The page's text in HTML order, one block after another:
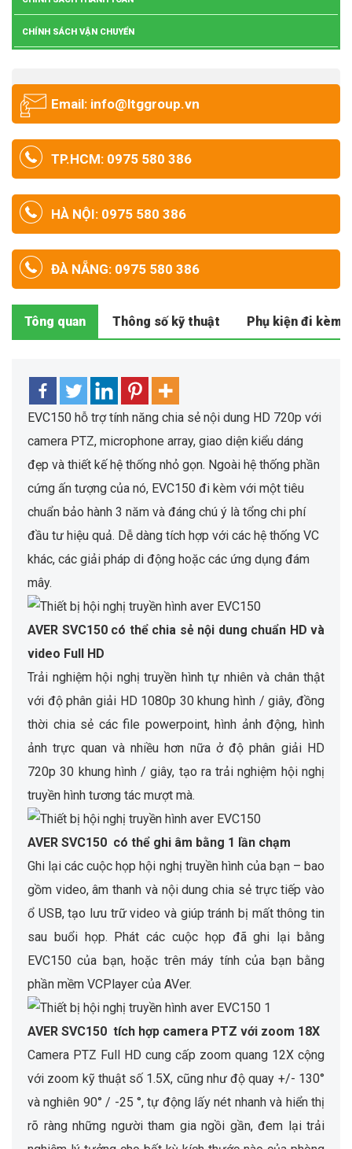
CHÍNH SÁCH VẬN CHUYỂN
Email: info@ltggroup.vn
TP.HCM: 0975 580 386
HÀ NỘI: 0975 580 386
ĐÀ NẴNG: 0975 580 386
Tông quan Thông số kỹ thuật Phụ kiện đi kèm
EVC150 hỗ trợ tính năng chia sẻ nội dung HD 720p với
camera PTZ, microphone array, giao diện kiểu dáng
đẹp và thiết kế hệ thống nhỏ gọn. Ngoài hệ thống phần
cứng ấn tượng của nó, EVC150 đi kèm với một tiêu
chuẩn bảo hành 3 năm và đáng chú ý là tổng chi phí
đầu tư hiệu quả. Dễ dàng tích hợp với các hệ thống VC
khác, các giải pháp di động hoặc các ứng dụng đám
mây.
AVER SVC150 có thể chia sẻ nội dung chuẩn HD và
video Full HD
Trải nghiệm hội nghị truyền hình tự nhiên và chân thật
với độ phân giải HD 1080p 30 khung hình / giây, đồng
thời chia sẻ các file powerpoint, hình ảnh động, hình
ảnh trực quan và nhiều hơn nữa ở độ phân giải HD
720p 30 khung hình / giây, tạo ra trải nghiệm hội nghị
truyền hình tương tác mượt mà.
AVER SVC150 có thể ghi âm bằng 1 lần chạm
Ghi lại các cuộc họp hội nghị truyền hình của bạn – bao
gồm video, âm thanh và nội dung chia sẻ trực tiếp vào
ổ USB, tạo lưu trữ video và giúp tránh bị mất thông tin
sau buổi họp. Phát các cuộc họp đã ghi lại bằng
EVC150 của bạn, hoặc trên máy tính của bạn bằng
phần mềm VCPlayer của AVer.
AVER SVC150 tích hợp camera PTZ với zoom 18X
Camera PTZ Full HD cung cấp zoom quang 12X cộng
với zoom kỹ thuật số 1.5X, cũng như độ quay +/- 130°
và nghiên 90° / -25 °, tự động lấy nét nhanh và hiển thị
rõ ràng những người tham gia ngồi gần, đem lại trải